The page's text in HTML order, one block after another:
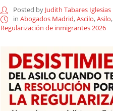
Posted by Judith Tabares Iglesias
in Abogados Madrid,Ascilo,Asilo,
Regularización de inmigrantes 2026